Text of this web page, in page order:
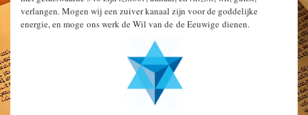
verlangen. Mogen wij een zuiver kanaal zijn voor de goddelijke
energie, en moge ons werk de Wil van de de Eeuwige dienen.